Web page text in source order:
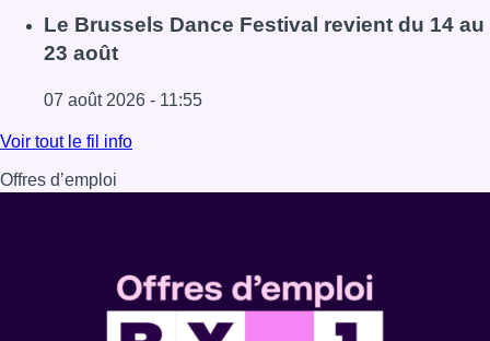
Lire l'article Berchem-Sainte-Agathe: le trafic de la ligne
Le Brussels Dance Festival revient du 14 au
23 août
07 août 2026 - 11:55
Lire l'article Le Brussels Dance Festival revient du 14 au
Voir tout le fil info
Offres d’emploi